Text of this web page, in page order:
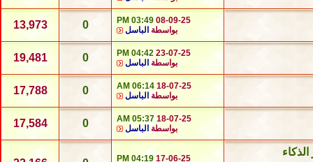
08-09-25
03:49 PM
بواسطة الباسل 0
13,973
23-07-25
04:42 PM
بواسطة الباسل 0
19,481
18-07-25
06:14 AM
بواسطة الباسل 0
17,788
18-07-25
05:37 AM
بواسطة الباسل 0
17,584
الذكاء
17-06-25
04:19 PM